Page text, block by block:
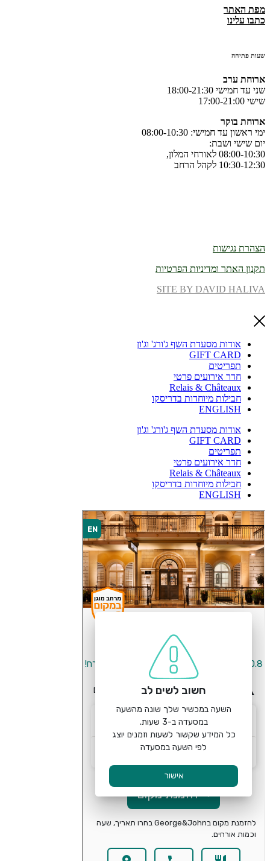
מפת האתר
כתבו עלינו
שעות פתיחה
ארוחת‭ ‬ערב
שני עד חמישי 18:00-21:30
שישי 17:00-21:00
ארוחת‭ ‬בוקר
ימי ראשון עד חמישי: 08:00-10:30
יום שישי ושבת:
08:00-10:30 לאורחי המלון,
10:30-12:30 לקהל הרחב
הצהרת נגישות
תקנון האתר ומדיניות הפרטיות
SITE BY DAVID HALIVA
אודות מסעדת השף ג'ורג' וג'ון
GIFT CARD
תפריטים
חדר אירועים פרטי
Relais & Châteaux
חבילות מיוחדות בדריסקו
ENGLISH
אודות מסעדת השף ג'ורג' וג'ון
GIFT CARD
תפריטים
חדר אירועים פרטי
Relais & Châteaux
חבילות מיוחדות בדריסקו
ENGLISH